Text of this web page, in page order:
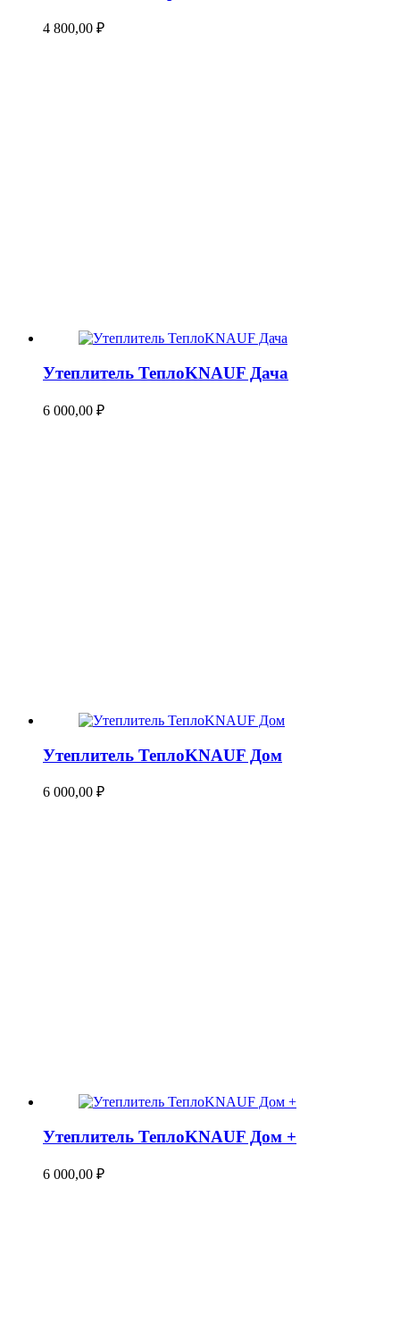
4 800,00 ₽
Утеплитель ТеплоKNAUF Дача
6 000,00 ₽
Утеплитель ТеплоKNAUF Дом
6 000,00 ₽
Утеплитель ТеплоKNAUF Дом +
6 000,00 ₽